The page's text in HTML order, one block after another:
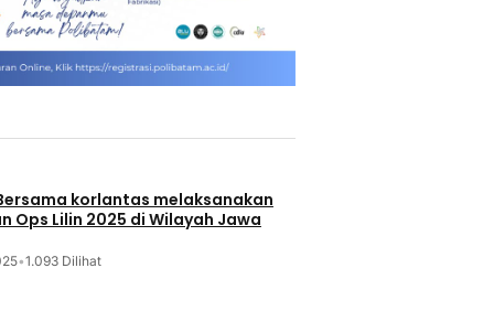
korlantas melaksanakan
Ops Lilin 2025 di Wilayah Jawa
•1.093 Dilihat